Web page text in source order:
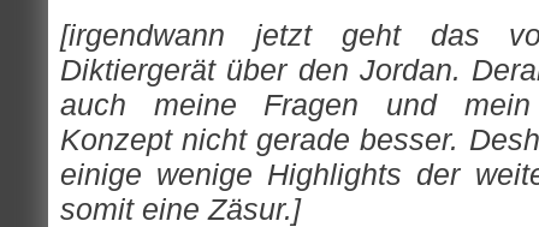
[irgendwann jetzt geht das
Diktiergerät über den Jordan.
auch meine Fragen und mein
Konzept nicht gerade besser.
einige wenige Highlights der
somit eine Zäsur.]